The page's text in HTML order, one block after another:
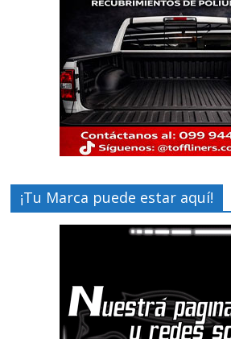
¡Tu Marca puede estar aquí!